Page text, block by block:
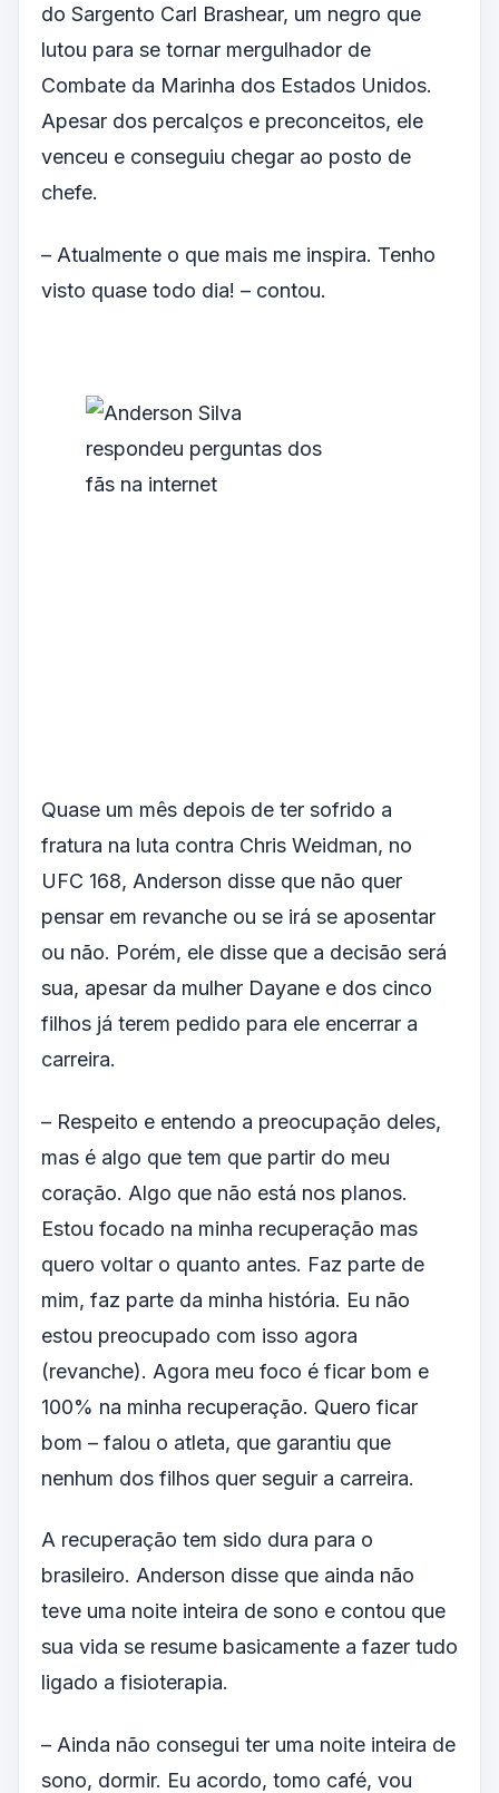
do Sargento Carl Brashear, um negro que
lutou para se tornar mergulhador de
Combate da Marinha dos Estados Unidos.
Apesar dos percalços e preconceitos, ele
venceu e conseguiu chegar ao posto de
chefe.
– Atualmente o que mais me inspira. Tenho
visto quase todo dia! – contou.
Quase um mês depois de ter sofrido a
fratura na luta contra Chris Weidman, no
UFC 168, Anderson disse que não quer
pensar em revanche ou se irá se aposentar
ou não. Porém, ele disse que a decisão será
sua, apesar da mulher Dayane e dos cinco
filhos já terem pedido para ele encerrar a
carreira.
– Respeito e entendo a preocupação deles,
mas é algo que tem que partir do meu
coração. Algo que não está nos planos.
Estou focado na minha recuperação mas
quero voltar o quanto antes. Faz parte de
mim, faz parte da minha história. Eu não
estou preocupado com isso agora
(revanche). Agora meu foco é ficar bom e
100% na minha recuperação. Quero ficar
bom – falou o atleta, que garantiu que
nenhum dos filhos quer seguir a carreira.
A recuperação tem sido dura para o
brasileiro. Anderson disse que ainda não
teve uma noite inteira de sono e contou que
sua vida se resume basicamente a fazer tudo
ligado a fisioterapia.
– Ainda não consegui ter uma noite inteira de
sono, dormir. Eu acordo, tomo café, vou